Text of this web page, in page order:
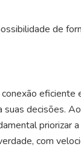
de
decisões.
priorizar
com